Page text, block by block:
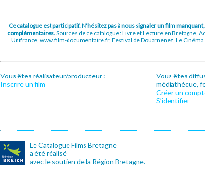
Ce catalogue est participatif. N'hésitez pas à nous signaler un film
complémentaires.Sources de ce catalogue : Livre et Lecture en Bretagne,
Unifrance, www.film-documentaire.fr, Festival de Douarnenez, Le
Vous êtes réalisateur/producteur :
Inscrire un film
Vous êtes
médiathèque,
Créer un
S’identifier
Le Catalogue Films Bretagne
a été réalisé
avec le soutien de la Région Bretagne.